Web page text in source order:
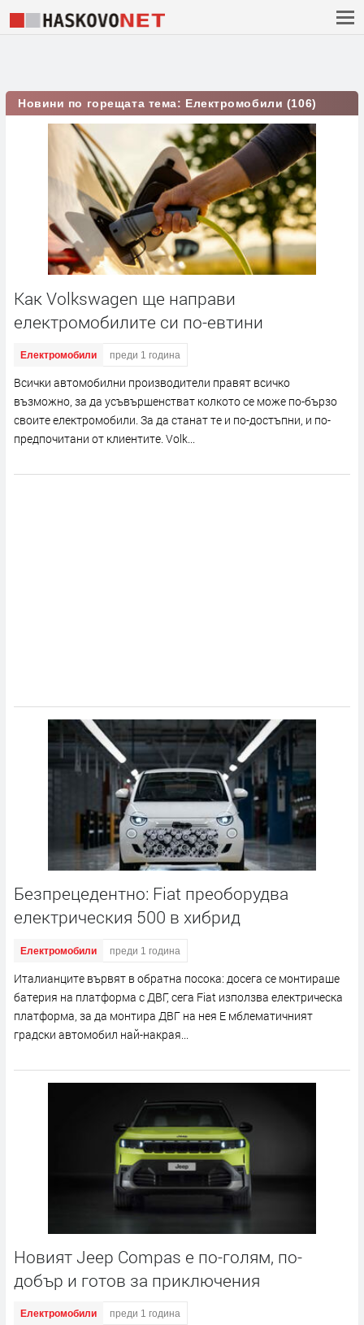
Новини по горещата тема: Електромобили (106)
Как Volkswagen ще направи
електромобилите си по-евтини
Електромобили преди 1 година
Всички автомобилни производители правят всичко
възможно, за да усъвършенстват колкото се може по-бързо
своите електромобили. За да станат те и по-достъпни, и по-
предпочитани от клиентите. Volk...
Безпрецедентно: Fiat преоборудва
електрическия 500 в хибрид
Електромобили преди 1 година
Италианците вървят в обратна посока: досега се монтираше
батерия на платформа с ДВГ, сега Fiat използва електрическа
платформа, за да монтира ДВГ на нея Е мблематичният
градски автомобил най-накрая...
Новият Jeep Compas е по-голям, по-
добър и готов за приключения
Електромобили преди 1 година